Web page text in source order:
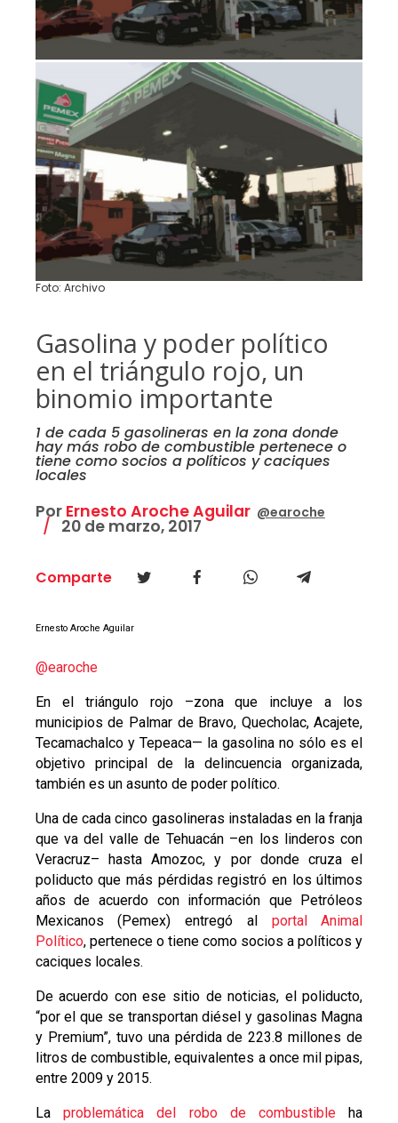
Foto: Archivo
Gasolina y poder político
en el triángulo rojo, un
binomio importante
1 de cada 5 gasolineras en la zona donde
hay más robo de combustible pertenece o
tiene como socios a políticos y caciques
locales
Por Ernesto Aroche Aguilar @earoche
20 de marzo, 2017
Comparte
Ernesto Aroche Aguilar
@earoche
En el triángulo rojo –zona que incluye a los
municipios de Palmar de Bravo, Quecholac, Acajete,
Tecamachalco y Tepeaca— la gasolina no sólo es el
objetivo principal de la delincuencia organizada,
también es un asunto de poder político.
Una de cada cinco gasolineras instaladas en la franja
que va del valle de Tehuacán –en los linderos con
Veracruz– hasta Amozoc, y por donde cruza el
poliducto que más pérdidas registró en los últimos
años de acuerdo con información que Petróleos
Mexicanos (Pemex) entregó al portal Animal
Político, pertenece o tiene como socios a políticos y
caciques locales.
De acuerdo con ese sitio de noticias, el poliducto,
“por el que se transportan diésel y gasolinas Magna
y Premium”, tuvo una pérdida de 223.8 millones de
litros de combustible, equivalentes a once mil pipas,
entre 2009 y 2015.
La problemática del robo de combustible ha